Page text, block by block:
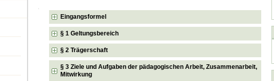
Eingangsformel
§ 1 Geltungsbereich
§ 2 Trägerschaft
§ 3 Ziele und Aufgaben der pädagogischen Arbeit, Zusammenarbeit,
Mitwirkung